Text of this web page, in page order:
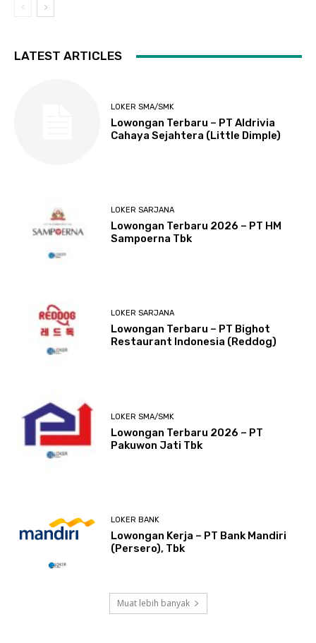
LATEST ARTICLES
LOKER SMA/SMK
Lowongan Terbaru – PT Aldrivia
Cahaya Sejahtera (Little Dimple)
LOKER SARJANA
Lowongan Terbaru 2026 – PT HM
Sampoerna Tbk
LOKER SARJANA
Lowongan Terbaru – PT Bighot
Restaurant Indonesia (Reddog)
LOKER SMA/SMK
Lowongan Terbaru 2026 – PT
Pakuwon Jati Tbk
LOKER BANK
Lowongan Kerja – PT Bank Mandiri
(Persero), Tbk
Muat lebih banyak